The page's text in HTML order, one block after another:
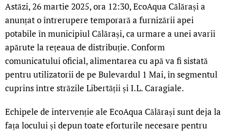
Astăzi, 26 martie 2025, ora 12:30, EcoAqua Călărași a
anunțat o întrerupere temporară a furnizării apei
potabile în municipiul Călărași, ca urmare a unei avarii
apărute la rețeaua de distribuție. Conform
comunicatului oficial, alimentarea cu apă va fi sistată
pentru utilizatorii de pe Bulevardul 1 Mai, în segmentul
cuprins între străzile Libertății și I.L. Caragiale.
Echipele de intervenție ale EcoAqua Călărași sunt deja la
fața locului și depun toate eforturile necesare pentru